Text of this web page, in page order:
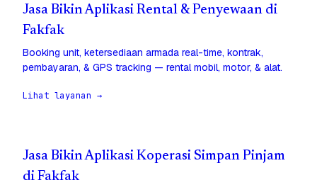
Jasa Bikin Aplikasi Rental & Penyewaan di
Fakfak
Booking unit, ketersediaan armada real-time, kontrak,
pembayaran, & GPS tracking — rental mobil, motor, & alat.
Lihat layanan →
Jasa Bikin Aplikasi Koperasi Simpan Pinjam
di Fakfak